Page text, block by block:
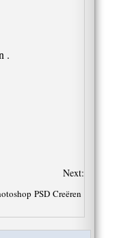
.
Next:
PSD Creëren